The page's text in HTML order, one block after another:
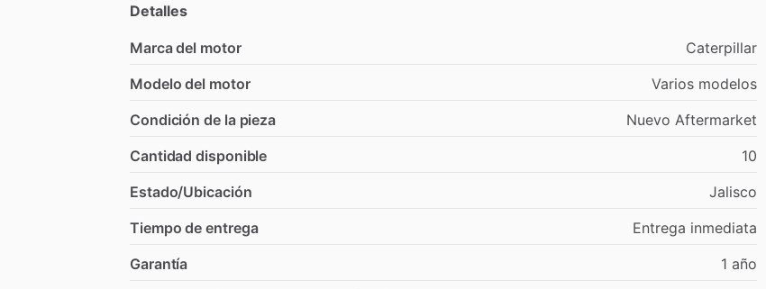
Detalles
Marca del motor
Caterpillar
Modelo del motor
Varios modelos
Condición de la pieza
Nuevo Aftermarket
Cantidad disponible
10
Estado/Ubicación
Jalisco
Tiempo de entrega
Entrega inmediata
Garantía
1 año